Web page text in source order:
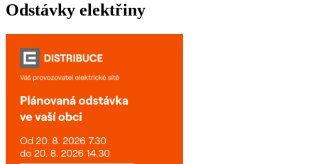
Odstávky elektřiny